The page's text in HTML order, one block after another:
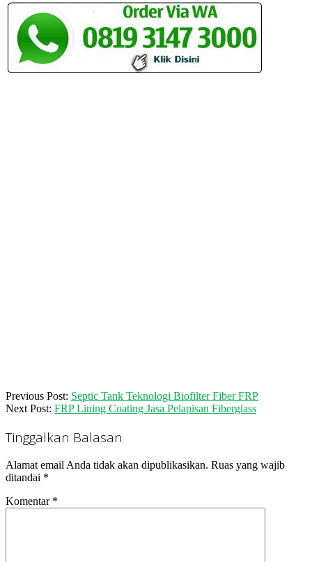
2017-
08-
Previous Post: Septic Tank Teknologi Biofilter Fiber FRP
Next Post: FRP Lining Coating Jasa Pelapisan Fiberglass
Tinggalkan Balasan
Alamat email Anda tidak akan dipublikasikan. Ruas yang wajib
ditandai *
Komentar *